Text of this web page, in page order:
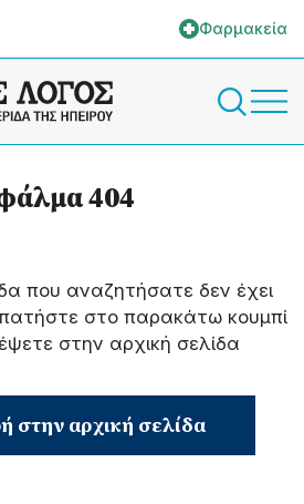
Φαρμακεία
404
που αναζητήσατε δεν έχει
στο παρακάτω κουμπί
στην αρχική σελίδα
στην αρχική σελίδα